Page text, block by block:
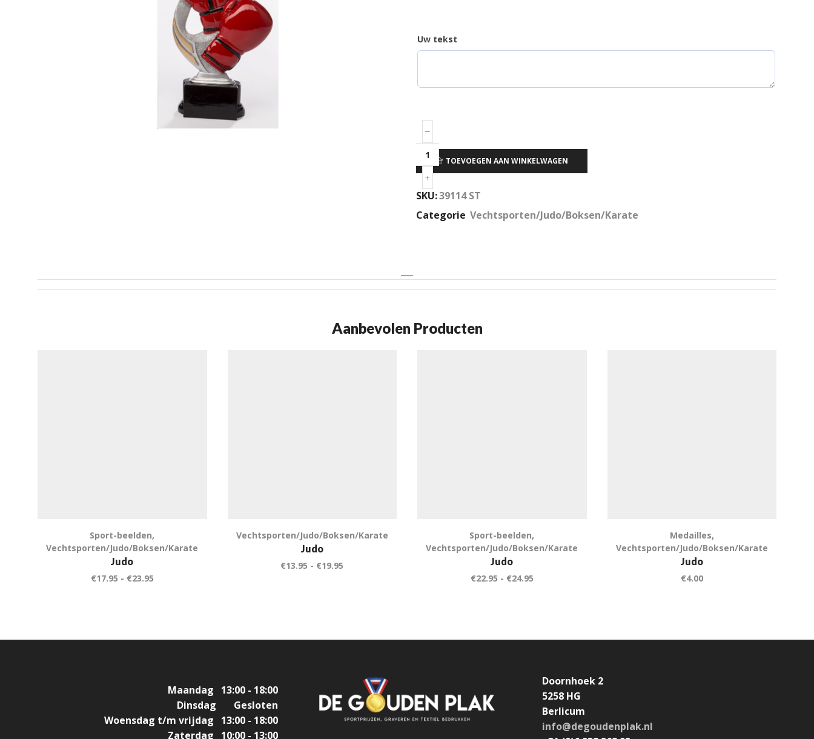
Uw tekst
TOEVOEGEN AAN WINKELWAGEN
SKU:39114 ST
Categorie Vechtsporten/Judo/Boksen/Karate
Aanbevolen Producten
Sport-beelden,
Vechtsporten/Judo/Boksen/Karate
Judo
€17.95 - €23.95
Vechtsporten/Judo/Boksen/Karate
Judo
€13.95 - €19.95
Sport-beelden,
Vechtsporten/Judo/Boksen/Karate
Judo
€22.95 - €24.95
Medailles,
Vechtsporten/Judo/Boksen/Karate
Judo
€4.00
Maandag
13:00 - 18:00
Dinsdag
Gesloten
Woensdag t/m vrijdag
13:00 - 18:00
Zaterdag
10:00 - 13:00
Doornhoek 2
5258 HG
Berlicum
info@degoudenplak.nl